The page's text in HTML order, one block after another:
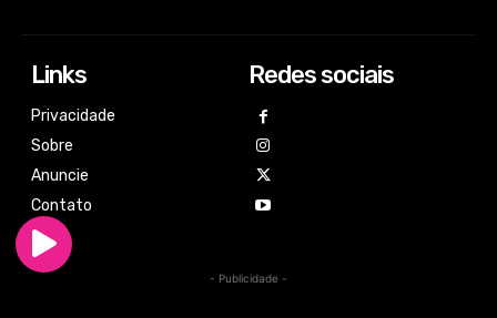
Links
Privacidade
Sobre
Anuncie
Contato
Redes sociais
- Publicidade -